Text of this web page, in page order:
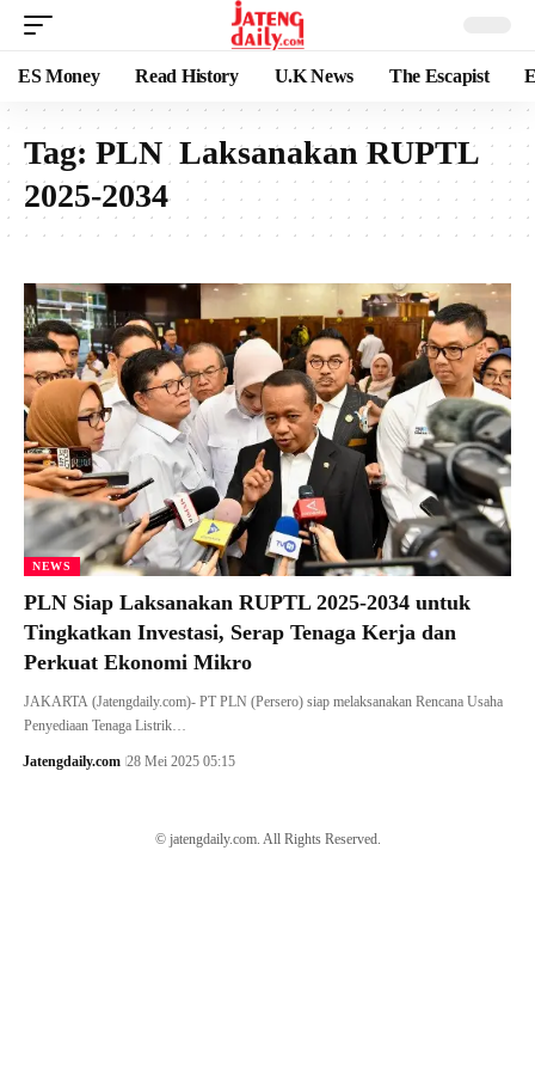
ES Money Read History U.K News The Escapist
Tag: PLN Laksanakan RUPTL
2025-2034
NEWS
PLN Siap Laksanakan RUPTL 2025-2034 untuk
Tingkatkan Investasi, Serap Tenaga Kerja dan
Perkuat Ekonomi Mikro
JAKARTA (Jatengdaily.com)- PT PLN (Persero) siap melaksanakan Rencana Usaha
Penyediaan Tenaga Listrik…
Jatengdaily.com 28 Mei 2025 05:15
© jatengdaily.com. All Rights Reserved.